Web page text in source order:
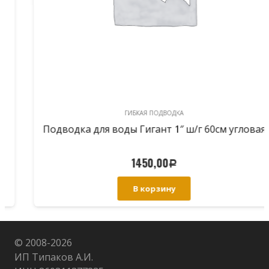
ГИБКАЯ ПОДВОДКА
Подводка для воды Гигант 1″ ш/г 60см угловая
1450,00Р
В корзину
© 2008-2026
ИП Типаков А.И.